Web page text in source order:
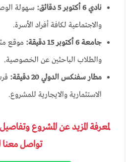
نادي 6 أكتوبر 5 دقائق:
سهولة
والاجتماعية لكافة أفراد الأسرة.
جامعة 6 أكتوبر 15 دقيقة:
موقع
والطلاب الباحثين عن الخصوصية.
مطار سفنكس الدولي 20 دقيقة:
الاستثمارية والايجارية للمشروع.
لمعرفة المزيد عن المشروع
تواصل معنا